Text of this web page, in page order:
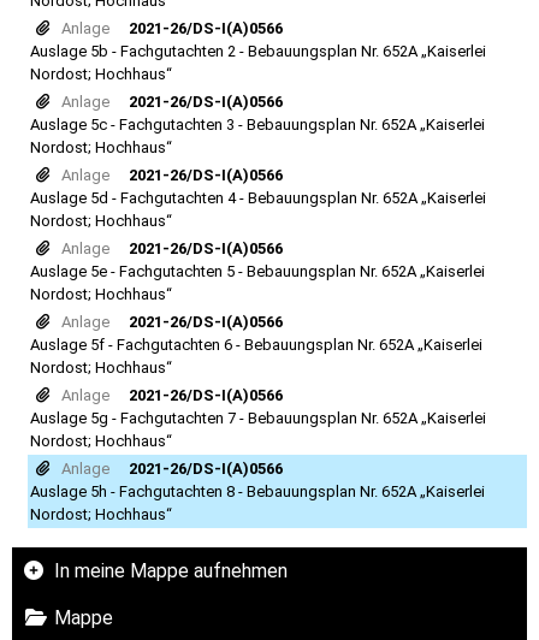
Anlage
2021-26/DS-I(A)0566
Auslage 5b - Fachgutachten 2 - Bebauungsplan Nr. 652A „Kaiserlei
Nordost; Hochhaus“
Anlage
2021-26/DS-I(A)0566
Auslage 5c - Fachgutachten 3 - Bebauungsplan Nr. 652A „Kaiserlei
Nordost; Hochhaus“
Anlage
2021-26/DS-I(A)0566
Auslage 5d - Fachgutachten 4 - Bebauungsplan Nr. 652A „Kaiserlei
Nordost; Hochhaus“
Anlage
2021-26/DS-I(A)0566
Auslage 5e - Fachgutachten 5 - Bebauungsplan Nr. 652A „Kaiserlei
Nordost; Hochhaus“
Anlage
2021-26/DS-I(A)0566
Auslage 5f - Fachgutachten 6 - Bebauungsplan Nr. 652A „Kaiserlei
Nordost; Hochhaus“
Anlage
2021-26/DS-I(A)0566
Auslage 5g - Fachgutachten 7 - Bebauungsplan Nr. 652A „Kaiserlei
Nordost; Hochhaus“
Anlage
2021-26/DS-I(A)0566
Auslage 5h - Fachgutachten 8 - Bebauungsplan Nr. 652A „Kaiserlei
Nordost; Hochhaus“
In meine Mappe aufnehmen
Mappe